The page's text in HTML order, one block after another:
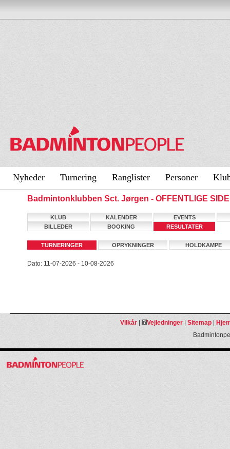
Nyheder Turnering Ranglister Personer
Badmintonklubben Sct. Jørgen - OFFENTLIGE
KLUB KALENDER
EVENTS
BILLEDER
BOOKING RESULTATER
TURNERINGER OPRYKNINGER HOLDKAMPE
Dato: 11-07-2026 - 10-08-2026
Vilkår| Vejledninger| Sitemap|